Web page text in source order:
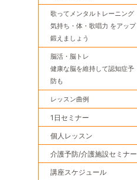
歌ってメンタルトレーニング
気持ち・体・歌唱力 をアップ
鍛えましょう
脳活・脳トレ
健康な脳を維持して認知症予
防も
レッスン曲例
1日セミナー
個人レッスン
介護予防/介護施設セミナー
講座スケジュール